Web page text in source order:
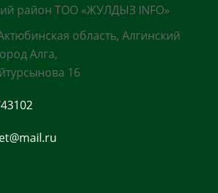
район ТОО «ЖУЛДЫЗ INFO»
область, Алгинский
Алга,
16